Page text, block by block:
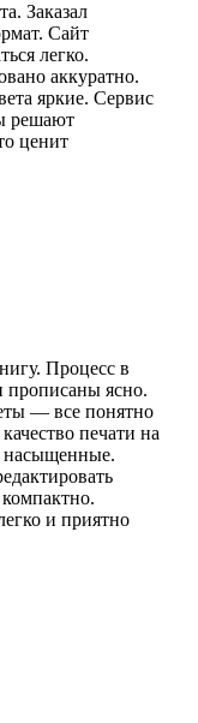
Заказал
Сайт
легко.
аккуратно.
яркие. Сервис
решают
ценит
Процесс в
прописаны ясно.
— все понятно
печати на
насыщенные.
и приятно